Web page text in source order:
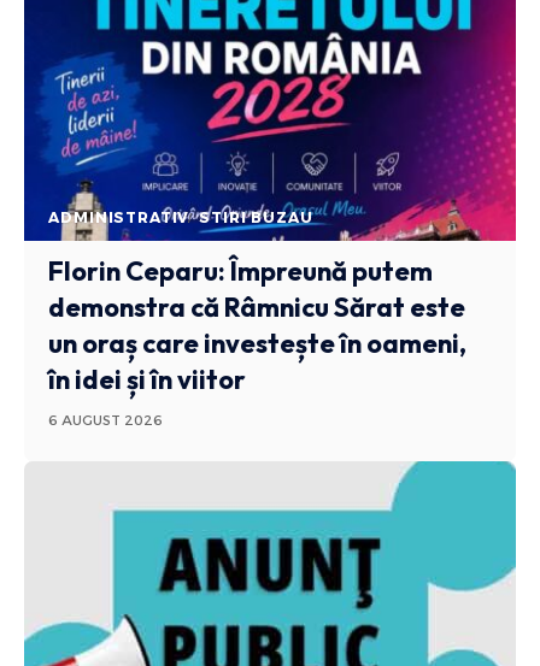
ADMINISTRATIV STIRI BUZAU
Florin Ceparu: Împreună putem
demonstra că Râmnicu Sărat este
un oraș care investește în oameni,
în idei și în viitor
6 AUGUST 2026